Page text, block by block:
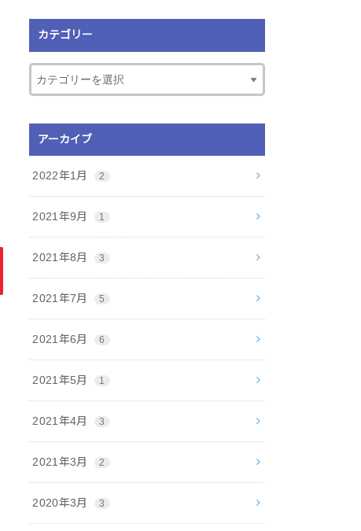
カテゴリー
アーカイブ
2022年1月 2
2021年9月 1
2021年8月 3
2021年7月 5
2021年6月 6
2021年5月 1
2021年4月 3
2021年3月 2
2020年3月 3